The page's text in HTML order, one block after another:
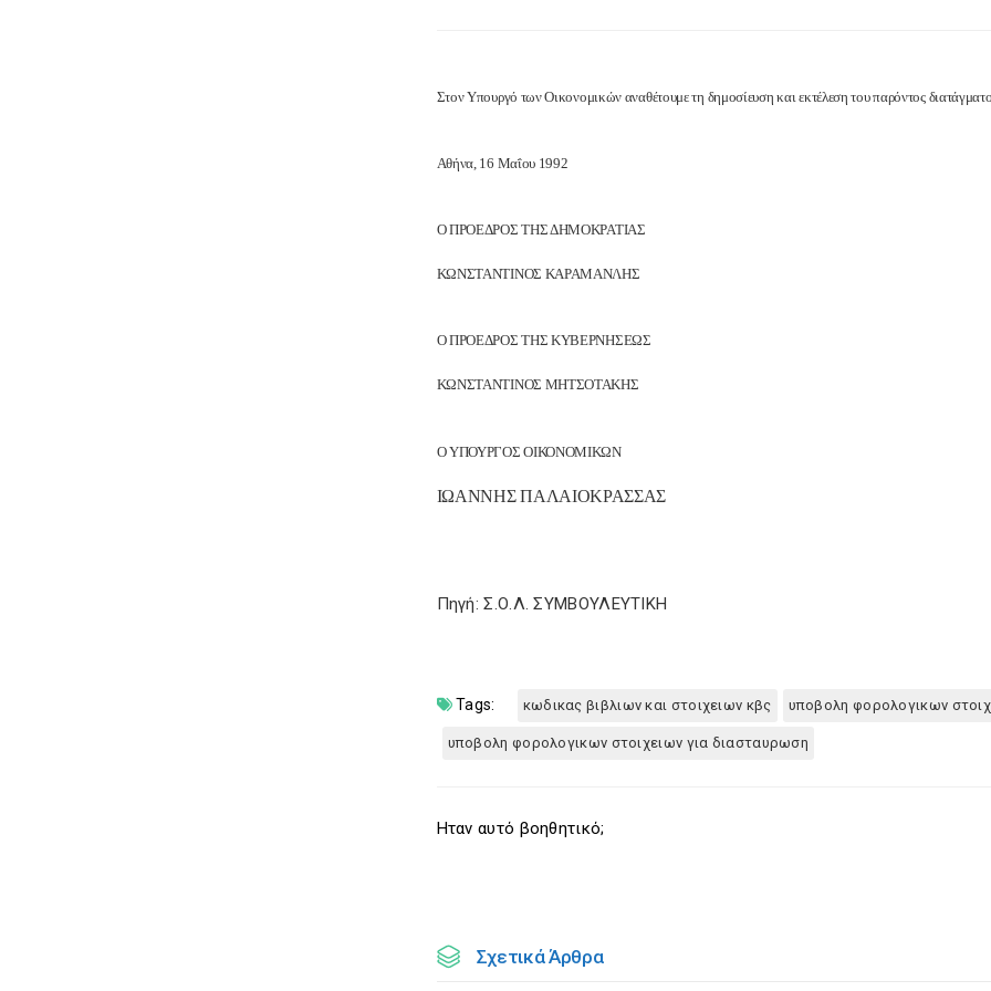
Στον Υπουργό των Οικονομικών αναθέτουμε τη δημοσίευση και εκτέλεση του παρόντος
Αθήνα, 16 Μαΐου 1992
Ο ΠΡΟΕΔΡΟΣ ΤΗΣ ΔΗΜΟΚΡΑΤΙΑΣ
ΚΩΝΣΤΑΝΤΙΝΟΣ ΚΑΡΑΜΑΝΛΗΣ
Ο ΠΡΟΕΔΡΟΣ ΤΗΣ ΚΥΒΕΡΝΗΣΕΩΣ
ΚΩΝΣΤΑΝΤΙΝΟΣ ΜΗΤΣΟΤΑΚΗΣ
Ο ΥΠΟΥΡΓΟΣ ΟΙΚΟΝΟΜΙΚΩΝ
ΙΩΑΝΝΗΣ ΠΑΛΑΙΟΚΡΑΣΣΑΣ
Πηγή: Σ.Ο.Λ. ΣΥΜΒΟΥΛΕΥΤΙΚΗ
Tags: κωδικας βιβλιων και στοιχειων κβς υποβολη φορολογικων
υποβολη φορολογικων στοιχειων για διασταυρωση
Ηταν αυτό βοηθητικό;
Σχετικά Άρθρα